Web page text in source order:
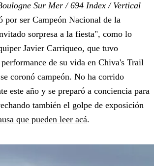
Sur Mer / 694 Index / Vertical
por ser Campeón Nacional de la
sorpresa a la fiesta", como lo
Javier Carriqueo, que tuvo
de su vida en Chiva's Trail
coronó campeón. No ha corrido
este año y se preparó a conciencia para
también el golpe de exposición
que pueden leer acá.